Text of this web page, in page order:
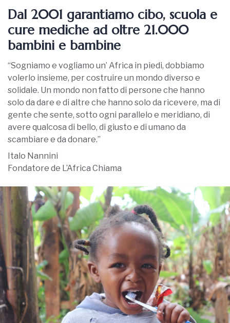
Dal 2001 garantiamo cibo, scuola e
cure mediche ad oltre 21.000
bambini e bambine
“Sogniamo e vogliamo un’ Africa in piedi, dobbiamo
volerlo insieme, per costruire un mondo diverso e
solidale. Un mondo non fatto di persone che hanno
solo da dare e di altre che hanno solo da ricevere, ma di
gente che sente, sotto ogni parallelo e meridiano, di
avere qualcosa di bello, di giusto e di umano da
scambiare e da donare.”
Italo Nannini
Fondatore de L’Africa Chiama